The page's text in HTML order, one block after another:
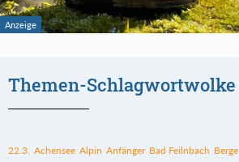
Themen-Schlagwortwolke
22.3. Achensee Alpin Anfänger Bad Feilnbach Berge